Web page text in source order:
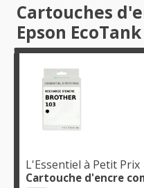
Cartouches
Epson
L'Essentiel à Petit Prix